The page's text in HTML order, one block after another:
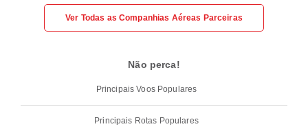
Ver Todas as Companhias Aéreas Parceiras
Não perca!
Principais Voos Populares
Principais Rotas Populares